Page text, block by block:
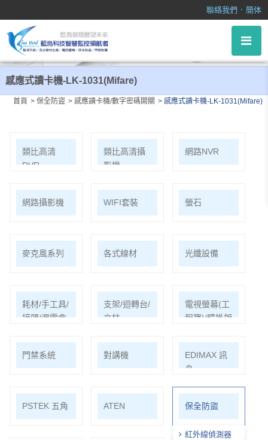
聯絡我們 ． 簡体
感應式讀卡機-LK-1031(Mifare)
首頁 保全防盜 感應讀卡機/數字密碼開關 感應式讀卡機-LK-1031(Mifare)
類比高清
DVR
類比高清攝
影機
網路NVR
網路攝影機 WIFI套裝 螢石
麥克風系列 各式線材 光纖設備
耗材/手工具/
接頭/漏電盒
支架/迴轉台/
立柱
電視螢幕(工
程寶)/壁掛架
門禁系統 對講機
EDIMAX 訊
舟
PSTEK 五角 ATEN 保全防盜
紅外線偵測器